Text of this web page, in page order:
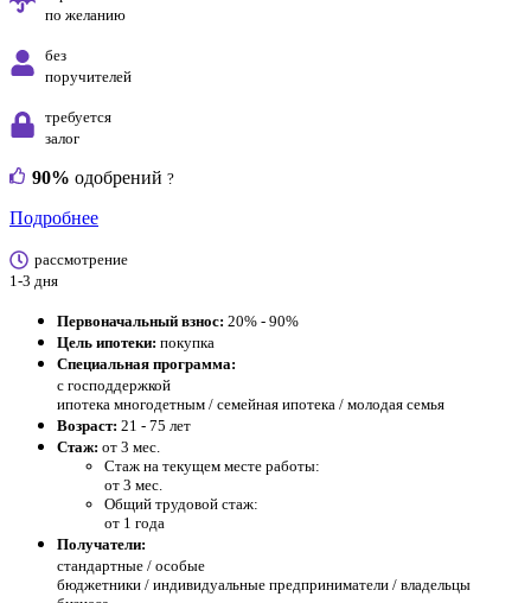
по желанию
без
поручителей
требуется
залог
90% одобрений ?
Подробнее
рассмотрение
1-3 дня
Первоначальный взнос: 20% - 90%
Цель ипотеки: покупка
Специальная программа:
с господдержкой
ипотека многодетным / семейная ипотека / молодая семья
Возраст: 21 - 75 лет
Стаж: от 3 мес.
Стаж на текущем месте работы:
от 3 мес.
Общий трудовой стаж:
от 1 года
Получатели:
стандартные / особые
бюджетники / индивидуальные предприниматели / владельцы